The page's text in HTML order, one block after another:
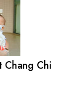
Chang Chi